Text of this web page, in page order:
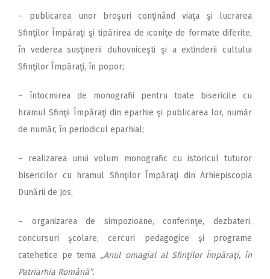
– publicarea unor broşuri conţinând viaţa şi lucrarea
Sfinţilor Împăraţi şi tipărirea de iconiţe de formate diferite,
în vederea susţinerii duhovniceşti şi a extinderii cultului
Sfinţilor Împăraţi, în popor;
– întocmirea de monografii pentru toate bisericile cu
hramul Sfinţii Împăraţi din eparhie şi publicarea lor, număr
de număr, în periodicul eparhial;
– realizarea unui volum monografic cu istoricul tuturor
bisericilor cu hramul Sfinţilor Împăraţi din Arhiepiscopia
Dunării de Jos;
– organizarea de simpozioane, conferinţe, dezbateri,
concursuri şcolare, cercuri pedagogice şi programe
catehetice pe tema ,,Anul omagial al Sfinţilor Împăraţi, în
Patriarhia Română”.